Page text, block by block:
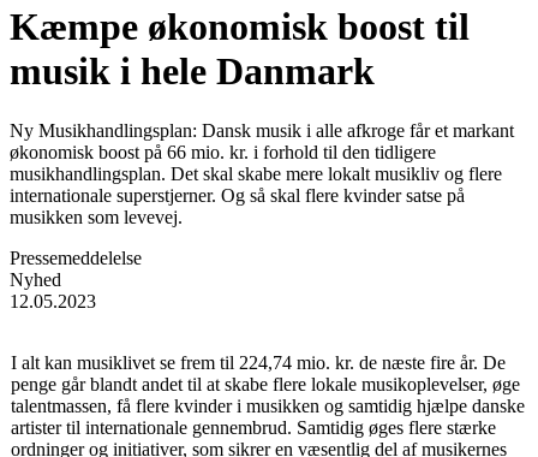
Kæmpe økonomisk boost til
musik i hele Danmark
Ny Musikhandlingsplan: Dansk musik i alle afkroge får et markant
økonomisk boost på 66 mio. kr. i forhold til den tidligere
musikhandlingsplan. Det skal skabe mere lokalt musikliv og flere
internationale superstjerner. Og så skal flere kvinder satse på
musikken som levevej.
Pressemeddelelse
Nyhed
12.05.2023
I alt kan musiklivet se frem til 224,74 mio. kr. de næste fire år. De
penge går blandt andet til at skabe flere lokale musikoplevelser, øge
talentmassen, få flere kvinder i musikken og samtidig hjælpe danske
artister til internationale gennembrud. Samtidig øges flere stærke
ordninger og initiativer, som sikrer en væsentlig del af musikernes